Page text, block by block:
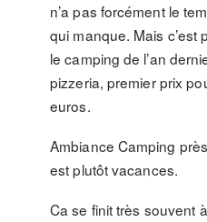
n’a pas forcément le
qui manque. Mais c’est
le camping de l’an
pizzeria, premier prix
euros.
Ambiance Camping
est plutôt vacances.
Ca se finit très souvent